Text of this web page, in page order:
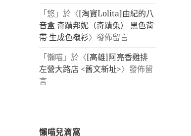
「悠」於〈[淘寶Lolita]由紀的八
音盒 奇蹟邦妮（奇蹟兔） 黑色背
帶 生成色襯衫〉發佈留言
「懶喵」於〈[高雄]阿亮香雞排
左營大路店 <舊文新址>〉發佈留
言
懶喵兒滴窩